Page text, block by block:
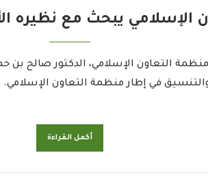
الإسلامي يبحث مع نظيره
التعاون الإسلامي، الدكتور صالح بن
في إطار منظمة التعاون
أكمل القراءة